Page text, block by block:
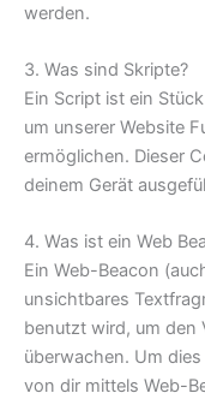
werden.
3. Was sind Skripte?
Ein Script ist ein
um unserer Website
ermöglichen. Dieser
deinem Gerät
4. Was ist ein Web
Ein Web-Beacon
unsichtbares
benutzt wird, um den
überwachen. Um
von dir mittels Web-